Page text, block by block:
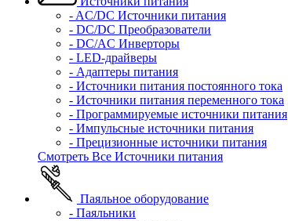
- AC/DC Источники питания
- DC/DC Преобразователи
- DC/AC Инверторы
- LED-драйверы
- Адаптеры питания
- Источники питания постоянного тока
- Источники питания переменного тока
- Программируемые источники питания
- Импульсные источники питания
- Прецизионные источники питания
Смотреть Все Источники питания
Паяльное оборудование
- Паяльники